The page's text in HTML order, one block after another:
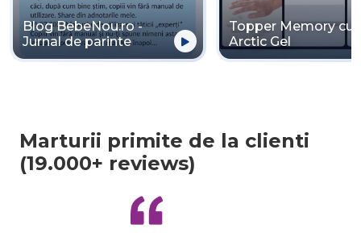
Blog BebeNou.ro -
Jurnal de parinte
Topper Memory cu
Arctic Gel
Marturii primite de la clienti
(19.000+ reviews)